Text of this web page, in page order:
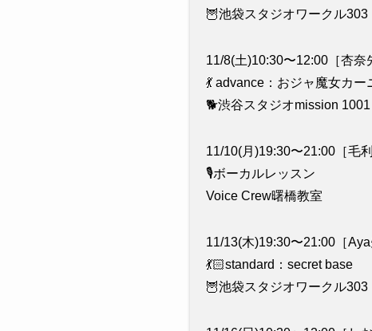
🦉池袋スタジオワークル303
11/8(土)10:30〜12:00［杏奈
💃 advance：おジャ魔女カー
🐕渋谷スタジオmission 1001
11/10(月)19:30〜21:00［毛利
🎙ボーカルレッスン
Voice Crew曙橋教室
11/13(木)19:30〜21:00［Aya
💃🏻standard：secret base
🦉池袋スタジオワークル303